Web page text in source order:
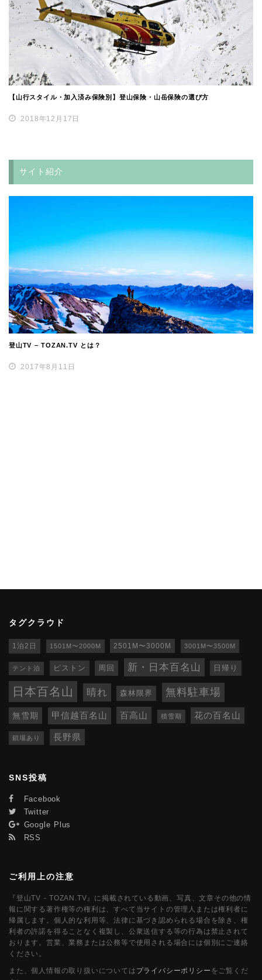
【山行スタイル・加入済み保険別】登山保険・山岳保険の選び方
2018年12月17日
サイト紹介
登山TV – TOZAN.TV とは？
2017年8月11日
タグクラウド
1泊2日 1501M〜2000M 2501M〜3000M 3001M〜3500M
テント泊 ピストン 周回 新・日本百名山 日帰り
日本百名山 晴れ 森林限界 無料駐車場
無雪期 甲信越百名山 百高山 積雪期 花の百名山
鎖場あり 長野県
SNS投稿
Facebook
Twitter
Google Plus
RSS
ご利用上の注意
『登山TV - TOZAN.TV』に掲載されている動画、写真、文章その他の情
報に関する著作権等の権利は、すべて当サイトの管理人または権利者に
帰属します。個人的な利用等、法律に基づき認められる場合を除き、権
利者の許諾を得ることなく複製し、公衆送信する等の行為は禁止されて
おります。営業、業務または公務等で使用される場合には個別にご連絡
ください。
また、個人情報の取り扱いについては プライバシーポリシー をご覧くだ